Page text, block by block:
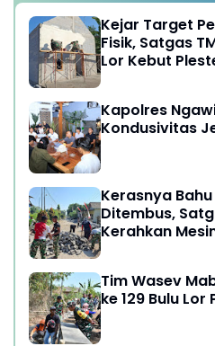
Kejar Target
Fisik, Satgas
Lor Kebut
Kapolres
Kondusivitas
Kerasnya
Ditembus,
Kerahkan
Tim Wasev
ke 129 Bulu